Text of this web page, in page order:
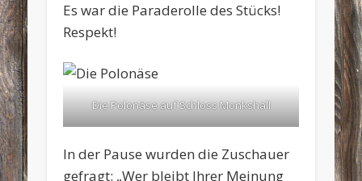
Es war die Paraderolle des Stücks!
Respekt!
Die Polonäse auf Schloss Monkshall
In der Pause wurden die Zuschauer
gefragt: „Wer bleibt Ihrer Meinung